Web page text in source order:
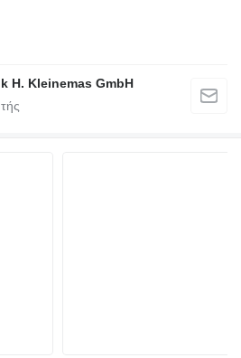
H. Kleinemas GmbH